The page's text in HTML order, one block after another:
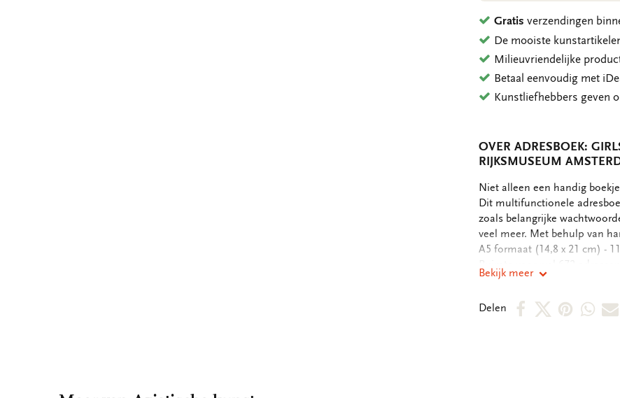
Gratis verzendingen
De mooiste
Milieuvriendelijke
Betaal eenvoudig met
Kunstliefhebbers geven
OVER ADRESBOEK:
RIJKSMUSEUM
OMSCHRIJVING
Niet alleen een handig
Dit multifunctionele
zoals belangrijke
veel meer. Met behulp van
A5 formaat (14,8 x 21 cm) -
Ruimte voor wel 672
pennenhouder - Bedrukte
Bekijk meer
Delen
DeelDeelDeelDeel